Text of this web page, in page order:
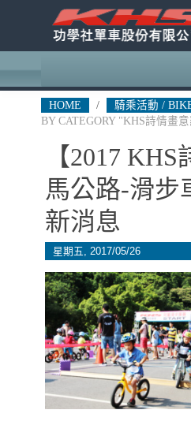
HOME / 騎乘活動 /
BY CATEGORY "KHS詩情畫
【2017
馬公路-滑步
新消息
星期五, 2017/05/26